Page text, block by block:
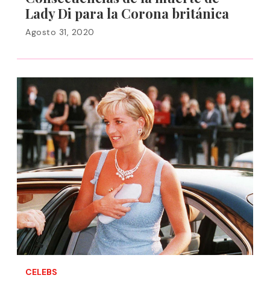
Lady Di para la Corona británica
Agosto 31, 2020
CELEBS